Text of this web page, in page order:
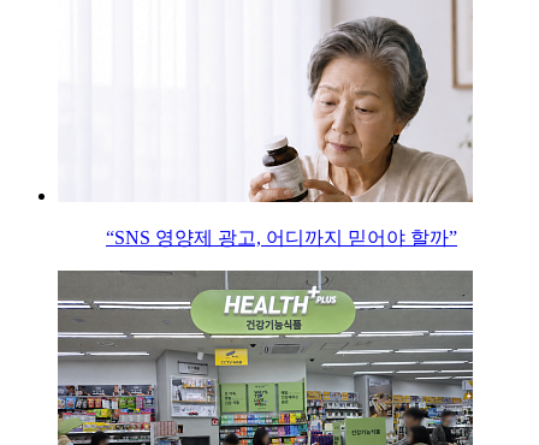
“SNS 영양제 광고, 어디까지 믿어야 할까”